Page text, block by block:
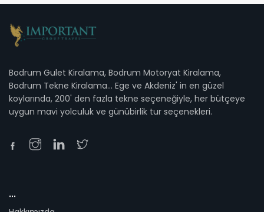
Bodrum Gulet Kiralama, Bodrum Motoryat Kiralama,
Bodrum Tekne Kiralama... Ege ve Akdeniz' in en güzel
koylarında, 200' den fazla tekne seçeneğiyle, her bütçeye
uygun mavi yolculuk ve günübirlik tur seçenekleri.
...